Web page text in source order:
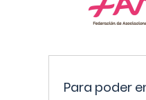
Para poder